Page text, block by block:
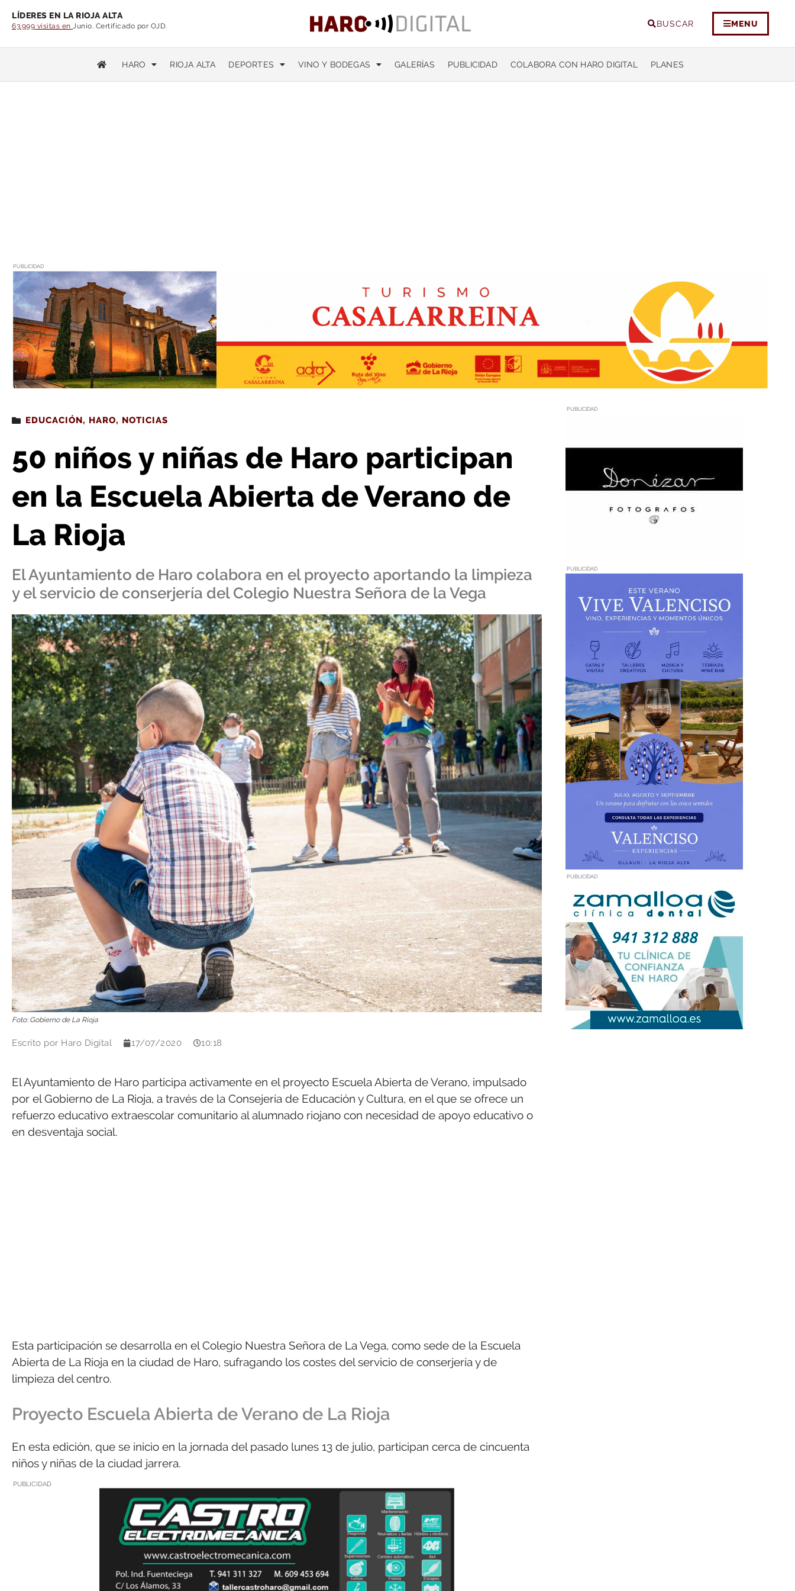
LÍDERES EN LA RIOJA ALTA
63.999 visitas en Junio. Certificado por OJD. BUSCAR MENU
HARO RIOJA ALTA DEPORTES VINO Y BODEGAS GALERÍAS PUBLICIDAD COLABORA CON HARO DIGITAL PLANES
PUBLICIDAD
Estás leyendo : 50 niños y niñas de Haro participan en la Escuela Abierta de Verano de La Rioja
EDUCACIÓN, HARO, NOTICIAS
50 niños y niñas de Haro participan
en la Escuela Abierta de Verano de
La Rioja
El Ayuntamiento de Haro colabora en el proyecto aportando la limpieza
y el servicio de conserjería del Colegio Nuestra Señora de la Vega
Foto: Gobierno de La Rioja
Escrito por Haro Digital 17/07/2020 10:18
El Ayuntamiento de Haro participa activamente en el proyecto Escuela Abierta de Verano, impulsado
por el Gobierno de La Rioja, a través de la Consejería de Educación y Cultura, en el que se ofrece un
refuerzo educativo extraescolar comunitario al alumnado riojano con necesidad de apoyo educativo o
en desventaja social.
Esta participación se desarrolla en el Colegio Nuestra Señora de La Vega, como sede de la Escuela
Abierta de La Rioja en la ciudad de Haro, sufragando los costes del servicio de conserjería y de
limpieza del centro.
Proyecto Escuela Abierta de Verano de La Rioja
En esta edición, que se inicio en la jornada del pasado lunes 13 de julio, participan cerca de cincuenta
niños y niñas de la ciudad jarrera.
PUBLICIDAD
PUBLICIDAD
PUBLICIDAD
PUBLICIDAD